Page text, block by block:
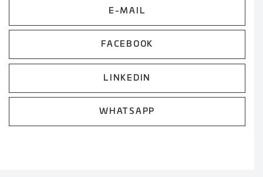
E-MAIL
FACEBOOK
LINKEDIN
WHATSAPP